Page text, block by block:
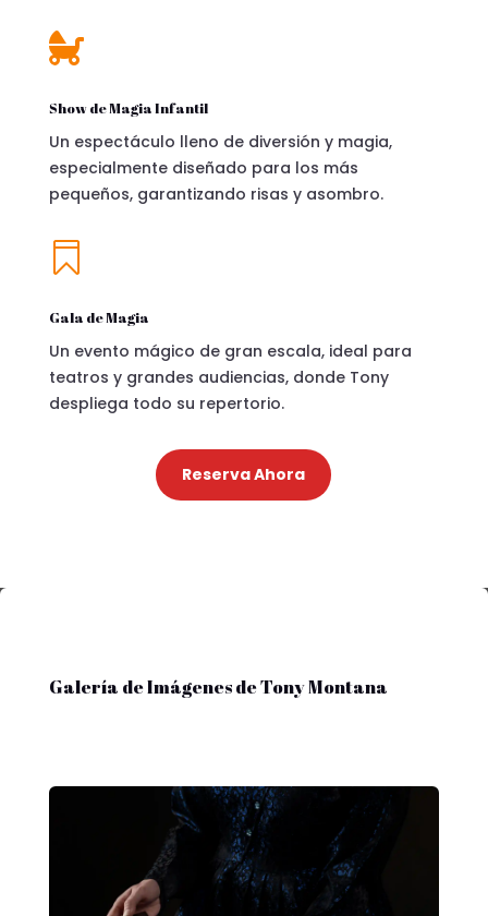

Show de Magia Infantil
Un espectáculo lleno de diversión y magia,
especialmente diseñado para los más
pequeños, garantizando risas y asombro.

Gala de Magia
Un evento mágico de gran escala, ideal para
teatros y grandes audiencias, donde Tony
despliega todo su repertorio.
Reserva Ahora
Galería de Imágenes de Tony Montana